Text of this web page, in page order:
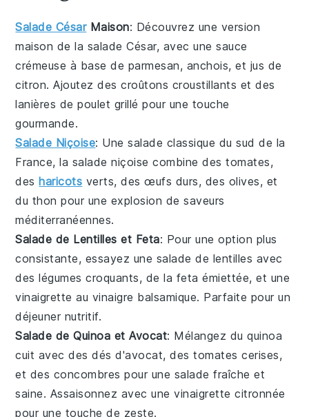
Salade CésarMaison: Découvrez une version
maison de la salade César, avec une sauce
crémeuse à base de parmesan, anchois, et jus de
citron. Ajoutez descroûtons croustillants et des
lanières de poulet grillé pour une touche
gourmande.
Salade Niçoise: Unesalade classique du sud de la
France, la salade niçoise combine destomates,
des haricots verts, desœufs durs, des olives, et
du thon pour une explosion de saveurs
méditerranéennes.
Salade de Lentilles et Feta: Pour une option plus
consistante, essayez une salade de lentilles avec
deslégumes croquants, de la feta émiettée, et une
vinaigrette au vinaigre balsamique. Parfaite pour un
déjeuner nutritif.
Salade de Quinoa et Avocat: Mélangez duquinoa
cuit avec desdés d'avocat, destomates cerises,
et des concombres pour une salade fraîche et
saine. Assaisonnez avec une vinaigrette citronnée
pour une touche de zeste.